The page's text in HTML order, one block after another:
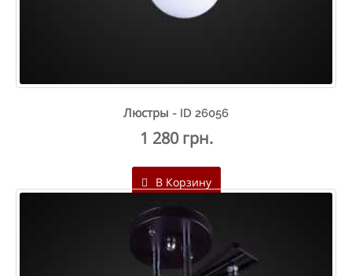
Люстры - ID 26056
1 280 грн.
В Корзину